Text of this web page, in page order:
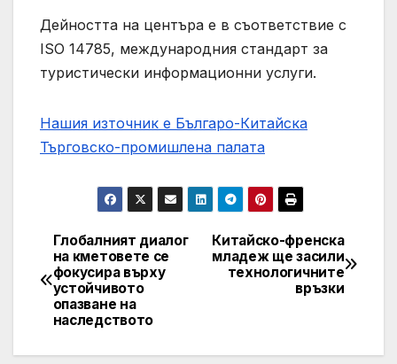
Дейността на центъра е в съответствие с
ISO 14785, международния стандарт за
туристически информационни услуги.
Нашия източник е Българо-Китайска
Търговско-промишлена палaта
Post
navigation
Китайско-френска
младеж ще засили
технологичните
връзки
Глобалният диалог
на кметовете се
фокусира върху
устойчивото
опазване на
наследството